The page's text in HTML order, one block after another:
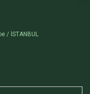
/ İSTANBUL